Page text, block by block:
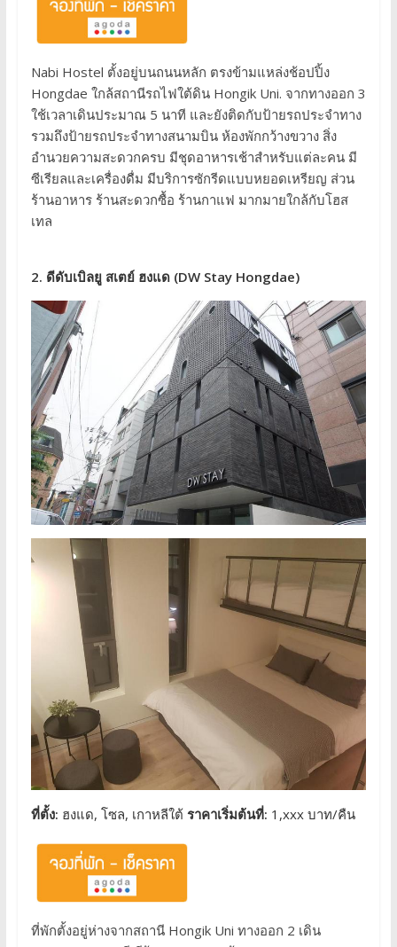
Nabi Hostel ตั้งอยู่บนถนนหลัก ตรงข้ามแหล่งช้อปปิ้ง
Hongdae ใกล้สถานีรถไฟใต้ดิน Hongik Uni. จากทางออก 3
ใช้เวลาเดินประมาณ 5 นาที และยังติดกับป้ายรถประจำทาง
รวมถึงป้ายรถประจำทางสนามบิน ห้องพักกว้างขวาง สิ่ง
อำนวยความสะดวกครบ มีชุดอาหารเช้าสำหรับแต่ละคน มี
ซีเรียลและเครื่องดื่ม มีบริการซักรีดแบบหยอดเหรียญ ส่วน
ร้านอาหาร ร้านสะดวกซื้อ ร้านกาแฟ มากมายใกล้กับโฮส
เทล
2. ดีดับเบิลยู สเตย์ ฮงแด (DW Stay Hongdae)
ที่ตั้ง: ฮงแด, โซล, เกาหลีใต้ ราคาเริ่มต้นที่: 1,xxx บาท/คืน
ที่พักตั้งอยู่ห่างจากสถานี Hongik Uni ทางออก 2 เดิน